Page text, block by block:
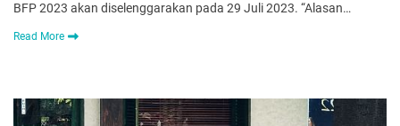
BFP 2023 akan diselenggarakan pada 29 Juli 2023. “Alasan…
Read More